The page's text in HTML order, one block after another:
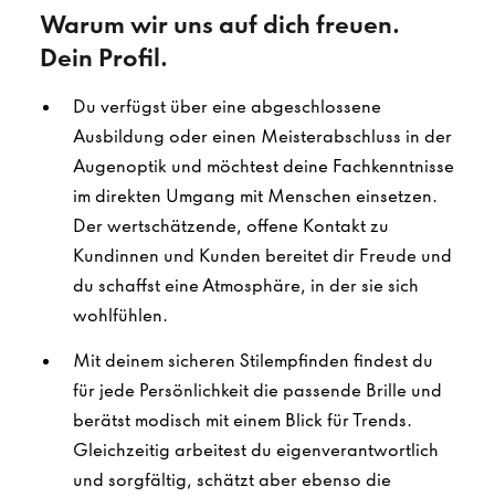
Warum wir uns auf dich freuen.
Dein Profil.
Du verfügst über eine abgeschlossene
Ausbildung oder einen Meisterabschluss in der
Augenoptik und möchtest deine Fachkenntnisse
im direkten Umgang mit Menschen einsetzen.
Der wertschätzende, offene Kontakt zu
Kundinnen und Kunden bereitet dir Freude und
du schaffst eine Atmosphäre, in der sie sich
wohlfühlen.
Mit deinem sicheren Stilempfinden findest du
für jede Persönlichkeit die passende Brille und
berätst modisch mit einem Blick für Trends.
Gleichzeitig arbeitest du eigenverantwortlich
und sorgfältig, schätzt aber ebenso die